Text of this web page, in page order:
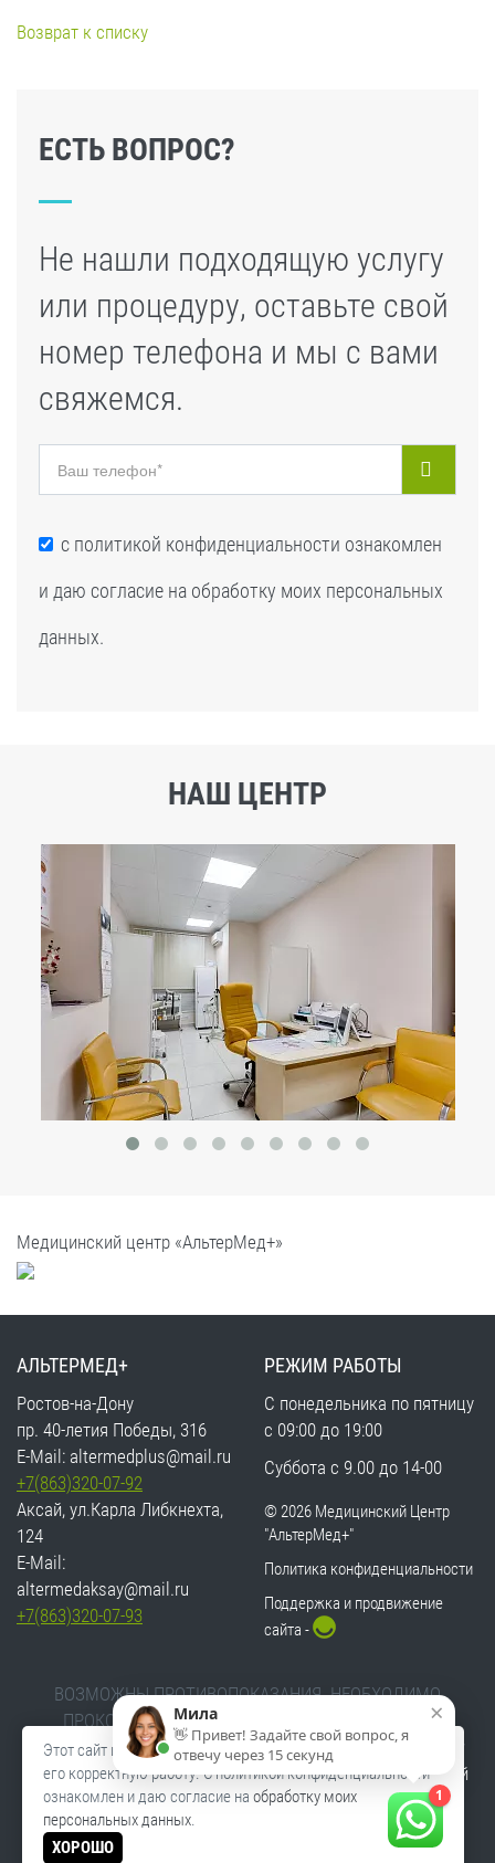
Возврат к списку
ЕСТЬ ВОПРОС?
Не нашли подходящую услугу
или процедуру, оставьте свой
номер телефона и мы с вами
свяжемся.
с политикой конфиденциальности ознакомлен
и даю согласие на обработку моих персональных
данных.
НАШ ЦЕНТР
Медицинский центр «АльтерМед+»
АЛЬТЕРМЕД+
Ростов-на-Дону
пр. 40-летия Победы, 316
E-Mail: altermedplus@mail.ru
+7(863)320-07-92
Аксай, ул.Карла Либкнехта,
124
E-Mail:
altermedaksay@mail.ru
+7(863)320-07-93
РЕЖИМ РАБОТЫ
С понедельника по пятницу
с 09:00 до 19:00
Суббота с 9.00 до 14-00
© 2026 Медицинский Центр
"АльтерМед+"
Политика конфиденциальности
Поддержка и продвижение
сайта -
ВОЗМОЖНЫ ПРОТИВОПОКАЗАНИЯ. НЕОБХОДИМО
ПРОКОНСУЛЬТИРОВАТЬСЯ СО СПЕЦИАЛИСТОМ
Пользуясь этим сайтом, вы даете согласие на обработку
ваших персональных данных, в соответствии сПолитикой
конфиденциальности.
Информация на этом сайте носит ознакомительный
Этот сайт используетфайлы cookie, которые обеспечивают
его корректную работу. С политикой конфиденциальности
ознакомлен и даю согласие на обработку моих
персональных данных.
ХОРОШО
1
×
Мила
👋 Привет! Задайте свой вопрос, я
отвечу через 15 секунд